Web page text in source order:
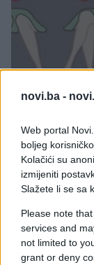
novi.ba -
Web portal
boljeg
Kolačići su
izmijeniti
Slažete li se sa
Please note
services and
not limited to
grant or deny
12.01.18. 22:07
GOVOR
poza u kojoj
Saznaj više